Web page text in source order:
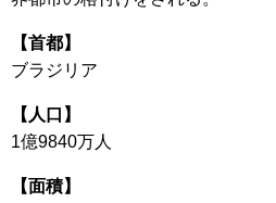
【首都】
ブラジリア
【人口】
1億9840万人
【面積】